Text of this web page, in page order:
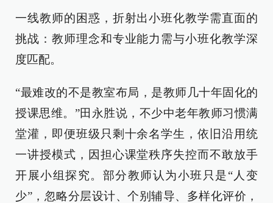
一线教师的困惑，折射出小班化教学需直面的
挑战：教师理念和专业能力需与小班化教学深
度匹配。
“最难改的不是教室布局，是教师几十年固化的
授课思维。”田永胜说，不少中老年教师习惯满
堂灌，即便班级只剩十余名学生，依旧沿用统
一讲授模式，因担心课堂秩序失控而不敢放手
开展小组探究。部分教师认为小班只是“人变
少”，忽略分层设计、个别辅导、多样化评价，